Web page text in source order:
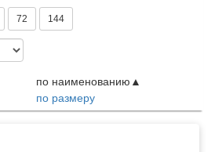
72 144
по наименованию
по размеру